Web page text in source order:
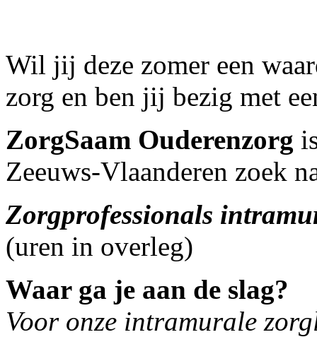
Wil jij deze zomer een
zorg en ben jij bezig met
ZorgSaam Ouderenzorg
Zeeuws-Vlaanderen zoek
Zorgprofessionals
(uren in overleg)
Waar ga je aan de slag?
Voor onze intramurale